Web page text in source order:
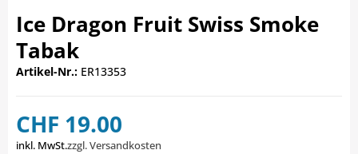
Ice Dragon Fruit Swiss Smoke
Tabak
Artikel-Nr.: ER13353
CHF 19.00
inkl. MwSt.zzgl. Versandkosten